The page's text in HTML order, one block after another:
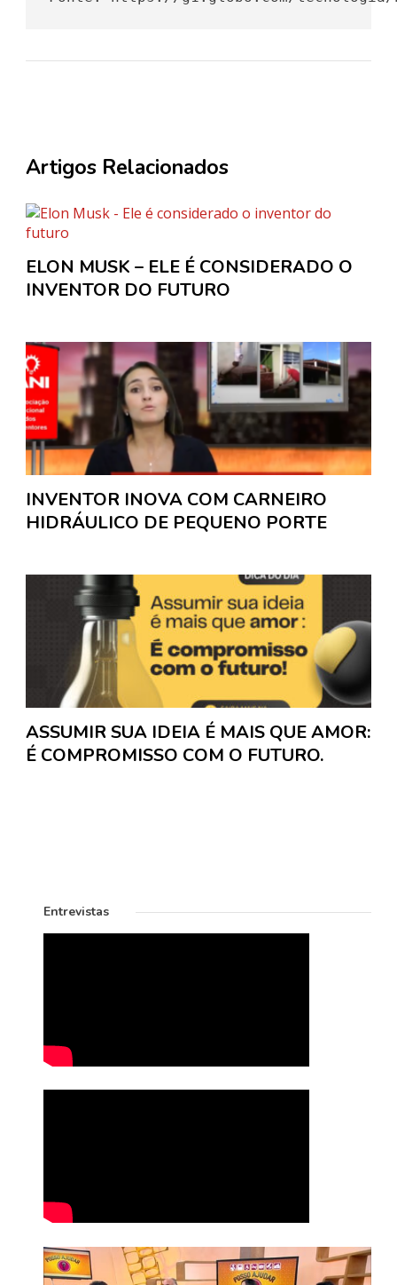
Artigos Relacionados
ELON MUSK – ELE É CONSIDERADO O
INVENTOR DO FUTURO
INVENTOR INOVA COM CARNEIRO
HIDRÁULICO DE PEQUENO PORTE
ASSUMIR SUA IDEIA É MAIS QUE AMOR:
É COMPROMISSO COM O FUTURO.
Entrevistas